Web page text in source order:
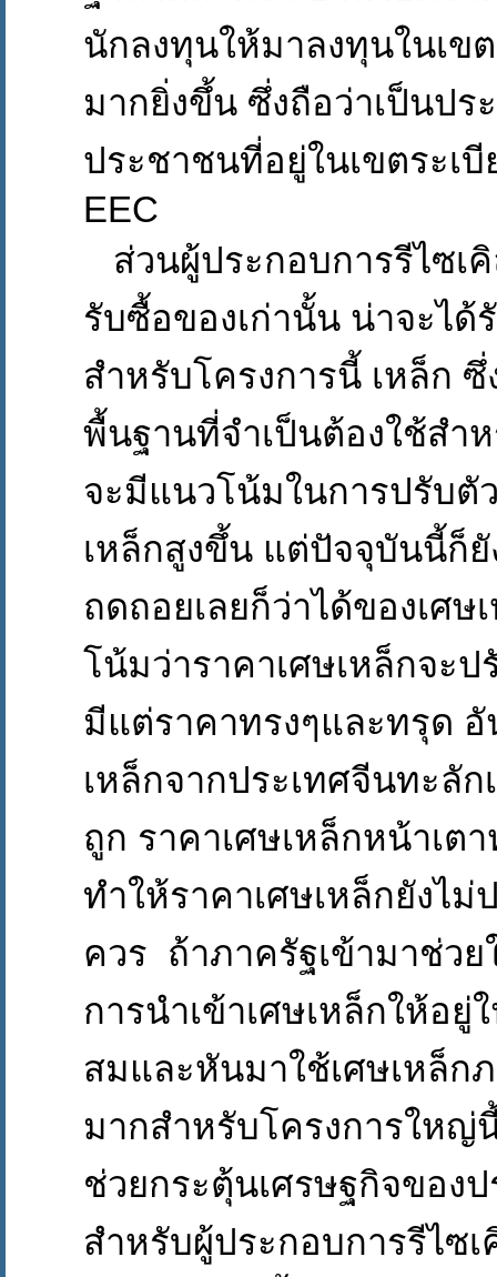
นักลงทุนให้มาลงทุนในเข
มากยิ่งขึ้น ซึ่งถือว่าเป็นป
ประชาชนที่อยู่ในเขตระเบี
EEC
ส่วนผู้ประกอบการรีไซเ
รับซื้อของเก่านั้น น่าจะได้
สำหรับโครงการนี้ เหล็ก
พื้นฐานที่จำเป็นต้องใช้สำ
จะมีแนวโน้มในการปรับตั
เหล็กสูงขึ้น แต่ปัจจุบันนี้ก็ยั
ถดถอยเลยก็ว่าได้ของเศ
โน้มว่าราคาเศษเหล็กจะ
มีแต่ราคาทรงๆและทรุด อั
เหล็กจากประเทศจีนทะลั
ถูก ราคาเศษเหล็กหน้าเต
ทำให้ราคาเศษเหล็กยังไ
ควร ถ้าภาครัฐเข้ามาช่วย
การนำเข้าเศษเหล็กให้อ
สมและหันมาใช้เศษเหล็ก
มากสำหรับโครงการให
ช่วยกระตุ้นเศรษฐกิจของ
สำหรับผู้ประกอบการรีไซ